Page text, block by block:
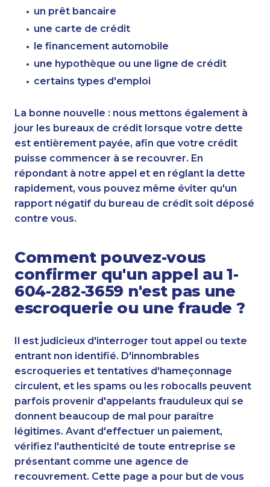
un prêt bancaire
une carte de crédit
le financement automobile
une hypothèque ou une ligne de crédit
certains types d'emploi
La bonne nouvelle : nous mettons également à
jour les bureaux de crédit lorsque votre dette
est entièrement payée, afin que votre crédit
puisse commencer à se recouvrer. En
répondant à notre appel et en réglant la dette
rapidement, vous pouvez même éviter qu'un
rapport négatif du bureau de crédit soit déposé
contre vous.
Comment pouvez-vous
confirmer qu'un appel au 1-
604-282-3659 n'est pas une
escroquerie ou une fraude ?
Il est judicieux d'interroger tout appel ou texte
entrant non identifié. D'innombrables
escroqueries et tentatives d'hameçonnage
circulent, et les spams ou les robocalls peuvent
parfois provenir d'appelants frauduleux qui se
donnent beaucoup de mal pour paraître
légitimes. Avant d'effectuer un paiement,
vérifiez l'authenticité de toute entreprise se
présentant comme une agence de
recouvrement. Cette page a pour but de vous